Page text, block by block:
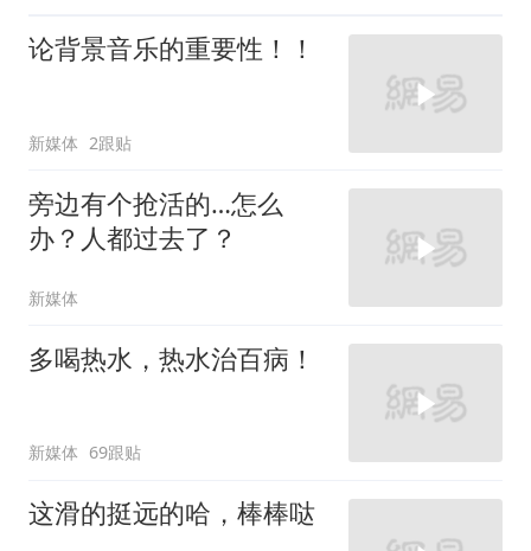
论背景音乐的重要性！！
新媒体 2跟贴
旁边有个抢活的…怎么
办？人都过去了？
新媒体
多喝热水，热水治百病！
新媒体 69跟贴
这滑的挺远的哈，棒棒哒